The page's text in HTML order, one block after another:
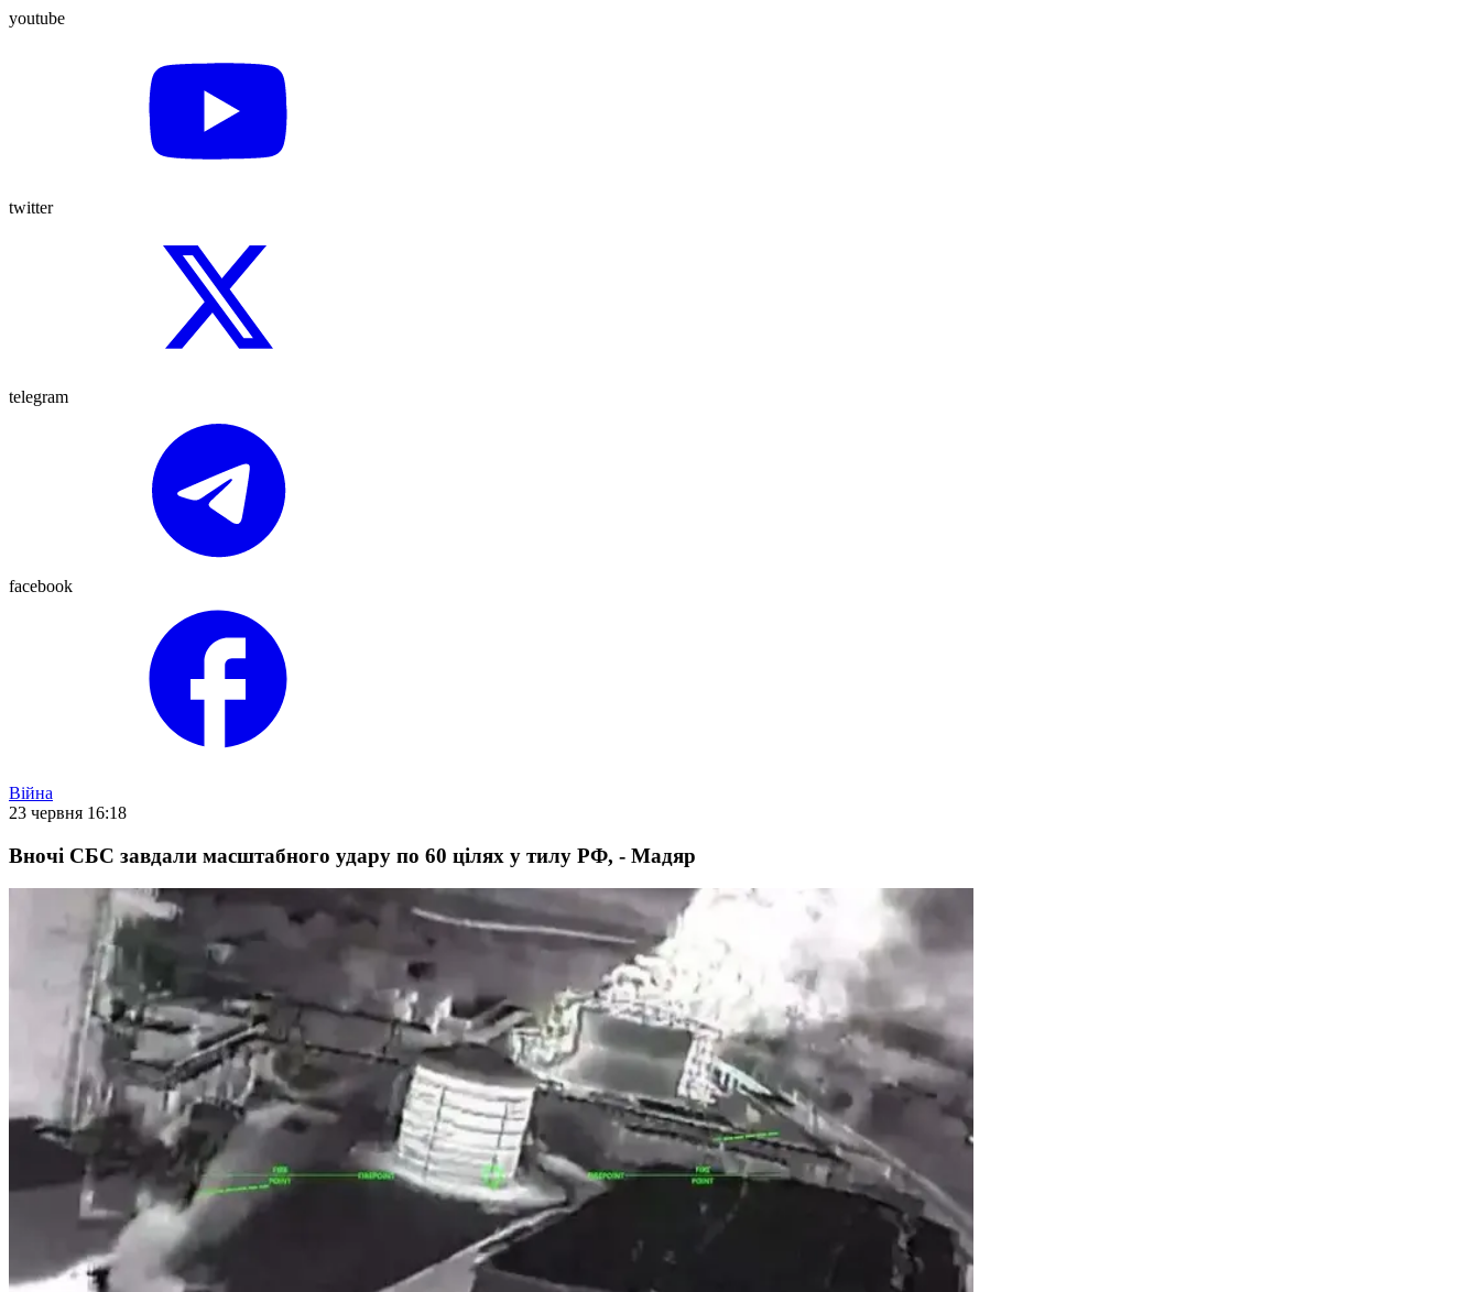
youtube
twitter
telegram
facebook
Війна
23 червня 16:18
Вночі СБС завдали масштабного удару по 60 цілях у тилу РФ, - Мадяр